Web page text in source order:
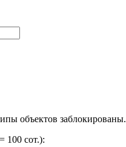
объектов заблокированы.
100 сот.):